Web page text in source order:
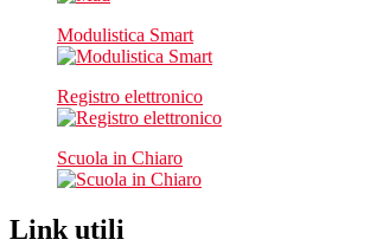
Modulistica Smart
Registro elettronico
Scuola in Chiaro
Link utili